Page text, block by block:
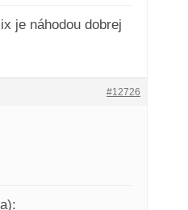
je náhodou dobrej
#12726